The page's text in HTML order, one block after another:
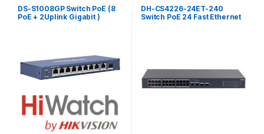
DS-S1008GP Switch PoE (8
PoE + 2Uplink Gigabit )
DH-CS4226-24ET-240
Switch PoE 24 Fast Ethernet